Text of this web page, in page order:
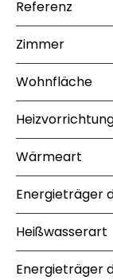
Referenz
Zimmer
Wohnfläche
Wärmeart
Energieträger
Heißwasserart
Energieträger